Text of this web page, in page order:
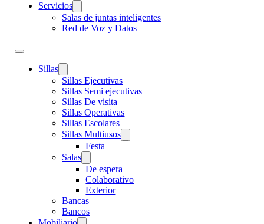
Servicios
Salas de juntas inteligentes
Red de Voz y Datos
Sillas
Sillas Ejecutivas
Sillas Semi ejecutivas
Sillas De visita
Sillas Operativas
Sillas Escolares
Sillas Multiusos
Festa
Salas
De espera
Colaborativo
Exterior
Bancas
Bancos